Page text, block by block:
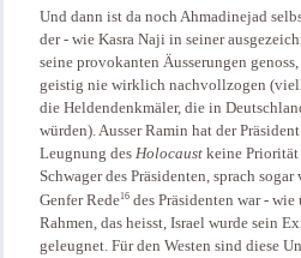
Und dann ist da noch Ahmadinejad
der - wie Kasra Naji in seiner
seine provokanten Äusserungen
geistig nie wirklich nachvollzogen
die Heldendenkmäler, die in
würden). Ausser Ramin hat der
Leugnung des Holocaust keine
Schwager des Präsidenten, sprach
Genfer Rede16 des Präsidenten war -
Rahmen, das heisst, Israel wurde sein
geleugnet. Für den Westen sind diese